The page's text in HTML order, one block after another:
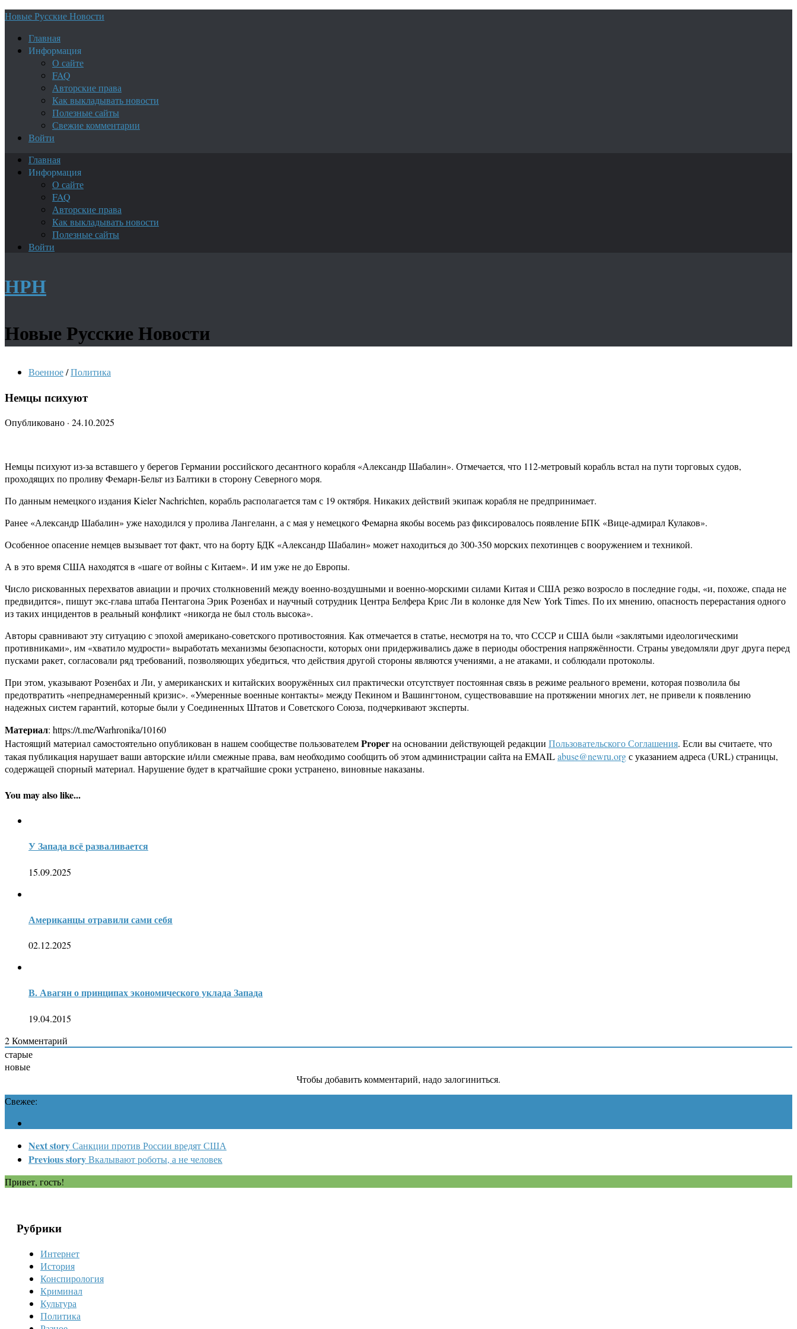
Новые Русские Новости
Главная
Информация
О сайте
FAQ
Авторские права
Как выкладывать новости
Полезные сайты
Свежие комментарии
Войти
Главная
Информация
О сайте
FAQ
Авторские права
Как выкладывать новости
Полезные сайты
Войти
НРН
Новые Русские Новости
Военное/Политика
Немцы психуют
Опубликовано · 24.10.2025
Немцы психуют из-за вставшего у берегов Германии российского десантного корабля «Александр Шабалин». Отмечается, что 112-метровый корабль встал на пути торговых судов,
проходящих по проливу Фемарн-Бельт из Балтики в сторону Северного моря.
По данным немецкого издания Kieler Nachrichten, корабль располагается там с 19 октября. Никаких действий экипаж корабля не предпринимает.
Ранее «Александр Шабалин» уже находился у пролива Лангеланн, а с мая у немецкого Фемарна якобы восемь раз фиксировалось появление БПК «Вице-адмирал Кулаков».
Особенное опасение немцев вызывает тот факт, что на борту БДК «Александр Шабалин» может находиться до 300-350 морских пехотинцев с вооружением и техникой.
А в это время США находятся в «шаге от войны с Китаем». И им уже не до Европы.
Число рискованных перехватов авиации и прочих столкновений между военно-воздушными и военно-морскими силами Китая и США резко возросло в последние годы, «и, похоже, спада не
предвидится», пишут экс-глава штаба Пентагона Эрик Розенбах и научный сотрудник Центра Белфера Крис Ли в колонке для New York Times. По их мнению, опасность перерастания одного
из таких инцидентов в реальный конфликт «никогда не был столь высока».
Авторы сравнивают эту ситуацию с эпохой американо-советского противостояния. Как отмечается в статье, несмотря на то, что СССР и США были «заклятыми идеологическими
противниками», им «хватило мудрости» выработать механизмы безопасности, которых они придерживались даже в периоды обострения напряжённости. Страны уведомляли друг друга перед
пусками ракет, согласовали ряд требований, позволяющих убедиться, что действия другой стороны являются учениями, а не атаками, и соблюдали протоколы.
При этом, указывают Розенбах и Ли, у американских и китайских вооружённых сил практически отсутствует постоянная связь в режиме реального времени, которая позволила бы
предотвратить «непреднамеренный кризис». «Умеренные военные контакты» между Пекином и Вашингтоном, существовавшие на протяжении многих лет, не привели к появлению
надежных систем гарантий, которые были у Соединенных Штатов и Советского Союза, подчеркивают эксперты.
Материал: https://t.me/Warhronika/10160
Настоящий материал самостоятельно опубликован в нашем сообществе пользователемProperна основании действующей редакции Пользовательского Соглашения. Если вы считаете, что
такая публикация нарушает ваши авторские и/или смежные права, вам необходимо сообщить об этом администрации сайта на EMAILabuse@newru.orgс указанием адреса (URL) страницы,
содержащей спорный материал. Нарушение будет в кратчайшие сроки устранено, виновные наказаны.
You may also like...
У Запада всё разваливается
15.09.2025
Американцы отравили сами себя
02.12.2025
В. Авагян о принципах экономического уклада Запада
19.04.2015
2Комментарий
старые
новые
Чтобы добавить комментарий, надо залогиниться.
Свежее:
Next storyСанкции против России вредят США
Previous storyВкалывают роботы, а не человек
Привет, гость!
Рубрики
Интернет
История
Конспирология
Криминал
Культура
Политика